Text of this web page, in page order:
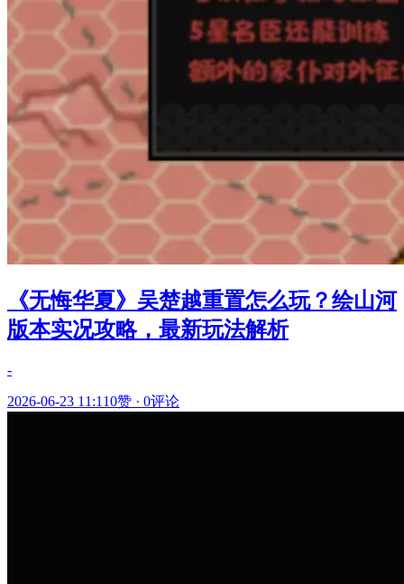
《无悔华夏》吴楚越重置怎么玩？绘山河
版本实况攻略，最新玩法解析
-
2026-06-23 11:110赞 · 0评论